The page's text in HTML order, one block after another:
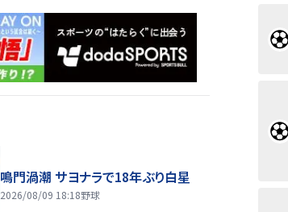
鳴門渦潮 サヨナラで18年ぶり白星
2026/08/09 18:18野球